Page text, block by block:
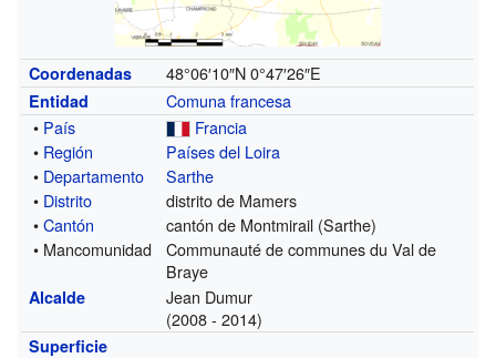
Coordenadas 48°06′10″N 0°47′26″E
Entidad
Comuna francesa
• País
Francia
• Región
Países del Loira
• Departamento
Sarthe
• Distrito
distrito de Mamers
•Cantón
cantón de Montmirail (Sarthe)
• Mancomunidad
Communauté de communes du Val de
Braye
Alcalde
Jean Dumur
(2008 - 2014)
Superficie